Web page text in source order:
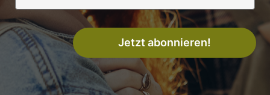
Jetzt abonnieren!